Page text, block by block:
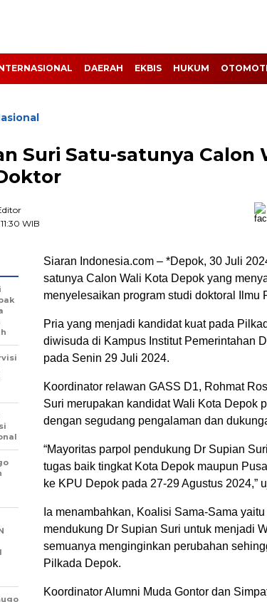
DAERAH EKBIS HUKUM
Suri Satu-satunya Calon
WIB
Siaran Indonesia.com – *Depok, 30 Juli
satunya Calon Wali Kota Depok yang
menyelesaikan program studi doktoral Ilmu
Pria yang menjadi kandidat kuat pada
diwisuda di Kampus Institut Pemerintahan
pada Senin 29 Juli 2024.
Koordinator relawan GASS D1, Rohmat
Suri merupakan kandidat Wali Kota Depok
dengan segudang pengalaman dan
“Mayoritas parpol pendukung Dr Supian
tugas baik tingkat Kota Depok maupun
ke KPU Depok pada 27-29 Agustus 2024,”
Ia menambahkan, Koalisi Sama-Sama
mendukung Dr Supian Suri untuk menjadi
semuanya menginginkan perubahan
Pilkada Depok.
Koordinator Alumni Muda Gontor dan